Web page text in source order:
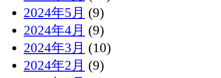
2024年5月 (9)
2024年4月 (9)
2024年3月 (10)
2024年2月 (9)